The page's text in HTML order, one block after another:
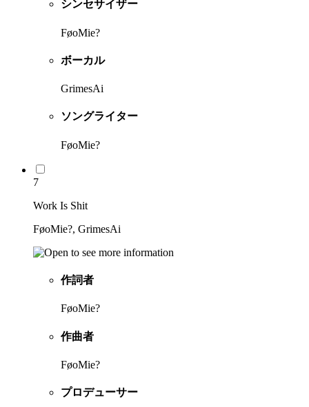
シンセサイザー
FøoMie?
ボーカル
GrimesAi
ソングライター
FøoMie?
7
Work Is Shit
FøoMie?, GrimesAi
作詞者
FøoMie?
作曲者
FøoMie?
プロデューサー